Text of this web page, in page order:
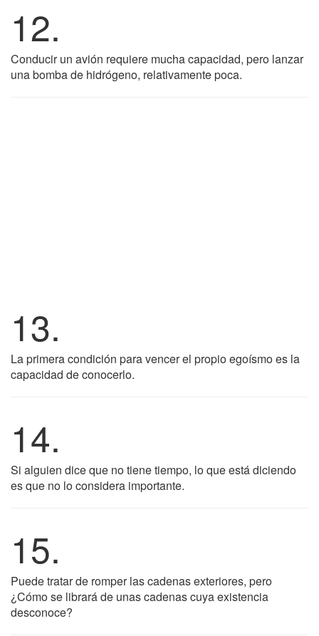
12.
Conducir un avión requiere mucha capacidad, pero lanzar
una bomba de hidrógeno, relativamente poca.
13.
La primera condición para vencer el propio egoísmo es la
capacidad de conocerlo.
14.
Si alguien dice que no tiene tiempo, lo que está diciendo
es que no lo considera importante.
15.
Puede tratar de romper las cadenas exteriores, pero
¿Cómo se librará de unas cadenas cuya existencia
desconoce?